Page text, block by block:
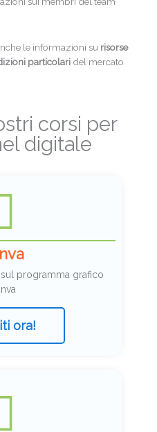
le informazioni su risorse
particolari del mercato
corsi per
digitale
programma grafico
ora!